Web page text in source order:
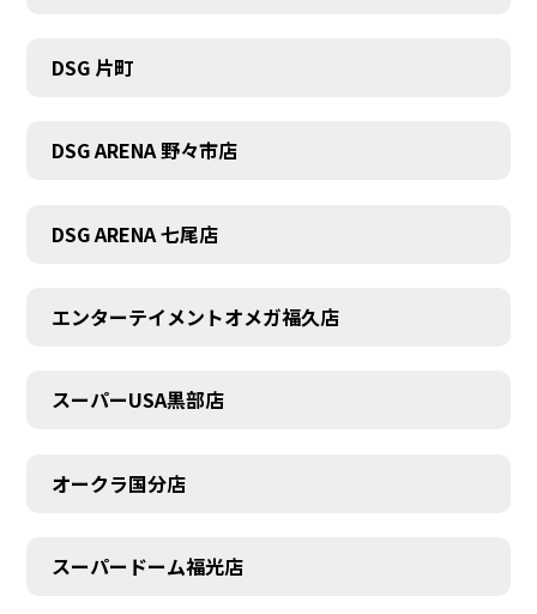
DSG 片町
DSG ARENA 野々市店
DSG ARENA 七尾店
エンターテイメントオメガ福久店
スーパーUSA黒部店
オークラ国分店
スーパードーム福光店